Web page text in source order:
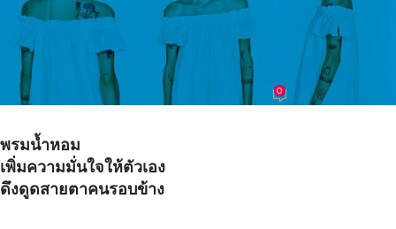
QUOTE
พรมน้ำหอมเพิ่มความมั่นใจให้ตัวเอง
ดึงดูดสายตาคนรอบข้าง
น้องน้ำหอม On 24/06/2016 0
พรมน้ำหอม
เพิ่มความมั่นใจให้ตัวเอง
ดึงดูดสายตาคนรอบข้าง